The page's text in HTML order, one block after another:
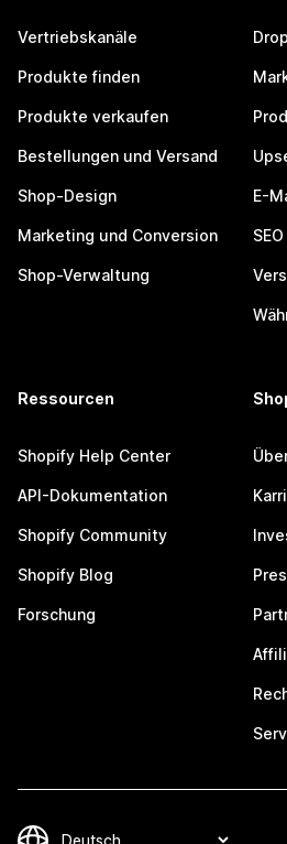
Vertriebskanäle
Produkte finden
Produkte verkaufen
Bestellungen und Versand
Shop-Design
Marketing und Conversion
Shop-Verwaltung
E-
SEO
Ressourcen
Shopify Help Center
API-Dokumentation
Shopify Community
Shopify Blog
Forschung